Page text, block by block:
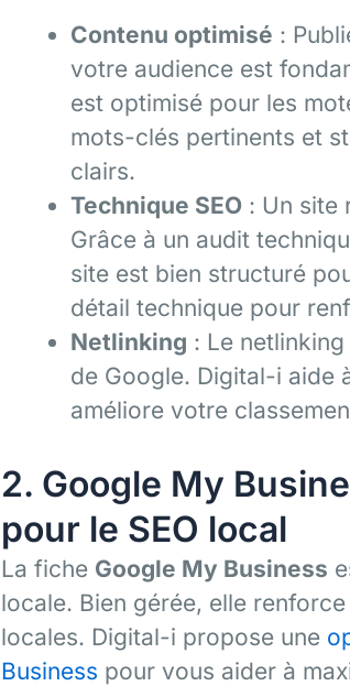
Contenu optimisé :
votre audience est
est optimisé pour les
mots-clés pertinents et
clairs.
Technique SEO : Un site
Grâce à un audit
site est bien structuré
détail technique pour
Netlinking : Le
de Google. Digital-i aide
améliore votre
2. Google My
pour le SEO local
La fiche Google My Business
locale. Bien gérée, elle
locales. Digital-i propose une
Business pour vous aider à